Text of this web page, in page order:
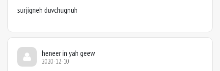
surjigneh duvchugnuh
heneer in yah geew
2020-12-10